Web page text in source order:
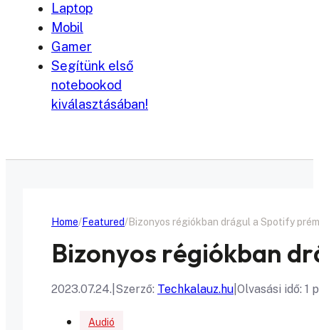
Laptop
Mobil
Gamer
Segítünk első
notebookod
kiválasztásában!
Home Featured Bizonyos régiókban drágul a Spotify
Bizonyos régiókban
2023.07.24. Szerző: Techkalauz.hu Olvasási idő: 1
Audió